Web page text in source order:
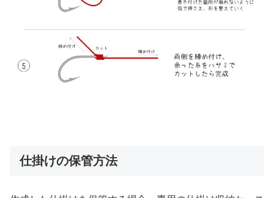
仕掛けの保管方法